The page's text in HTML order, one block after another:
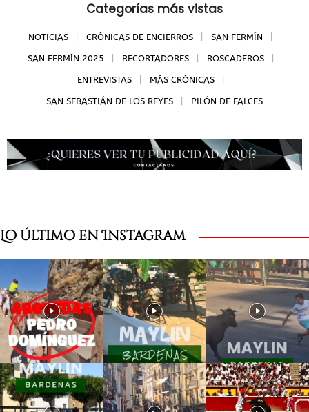
Categorías más vistas
NOTICIAS CRÓNICAS DE ENCIERROS SAN FERMÍN
SAN FERMÍN 2025 RECORTADORES ROSCADEROS
ENTREVISTAS MÁS CRÓNICAS
SAN SEBASTIÁN DE LOS REYES PILÓN DE FALCES
Lo último en Instagram